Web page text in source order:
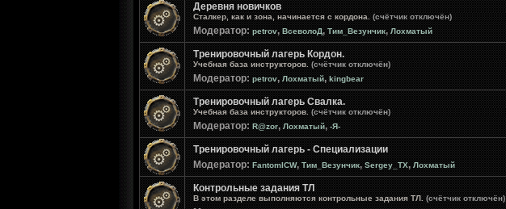
Деревня новичков
Сталкер, как и зона, начинается с кордона. (счётчик отключён)
Модератор: petrov, ВсеволоД, Тим_Везунчик, Лохматый
Тренировочный лагерь Кордон.
Учебная база инструкторов. (счётчик отключён)
Модератор: petrov, Лохматый, kingbear
Тренировочный лагерь Свалка.
Учебная база инструкторов. (счётчик отключён)
Модератор: R@zor, Лохматый, -Я-
Тренировочный лагерь - Специализации
Модератор: FantomICW, Тим_Везунчик, Sergey_TX, Лохматый
Контрольные задания ТЛ
В этом разделе выполняются контрольные задания ТЛ. (счётчик отключён)